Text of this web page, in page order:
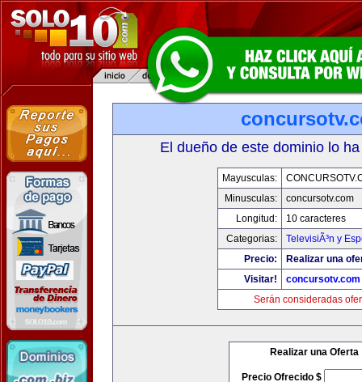
El dueño de este dominio lo
Mayusculas:
Minusculas:
concursotv.com
Longitud:
10 caracteres
Categorias:
TelevisiÃ³n y
Precio:
Realizar una
Visitar!
concursotv.com
Serán consideradas
Realizar una Oferta
Precio Ofrecido $